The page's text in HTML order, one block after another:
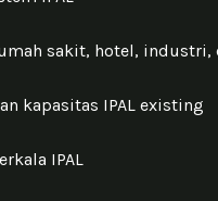
sakit, hotel, industri,
kapasitas IPAL existing
IPAL